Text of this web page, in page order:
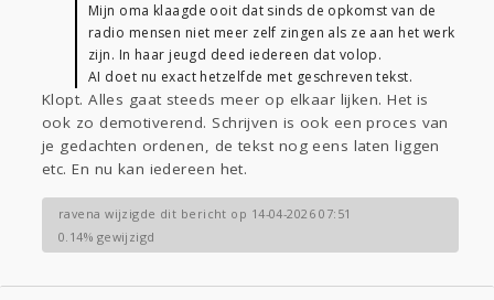
Mijn oma klaagde ooit dat sinds de opkomst van de
radio mensen niet meer zelf zingen als ze aan het werk
zijn. In haar jeugd deed iedereen dat volop.
AI doet nu exact hetzelfde met geschreven tekst.
Klopt. Alles gaat steeds meer op elkaar lijken. Het is
ook zo demotiverend. Schrijven is ook een proces van
je gedachten ordenen, de tekst nog eens laten liggen
etc. En nu kan iedereen het.
ravena wijzigde dit bericht op 14-04-2026 07:51
0.14% gewijzigd